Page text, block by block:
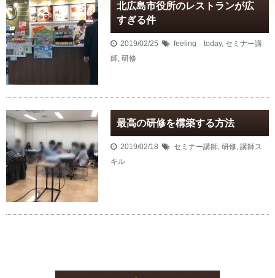
北広島市役所のレストランが広
すぎる件
2019/02/25 feeling today, セミナー講
師, 研修
最高の研修を構築する方法
2019/02/18 セミナー講師, 研修, 講師ス
キル